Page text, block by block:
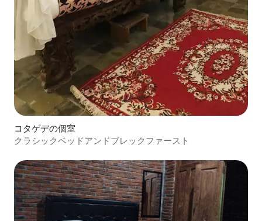
コタゲデの個室
クラシックベッドアンドブレックファースト